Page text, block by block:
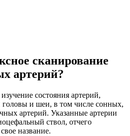
сканирование
артерий?
состояния артерий,
головы и шеи, в том числе сонных,
артерий. Указанные артерии
ствол, отчего
название.